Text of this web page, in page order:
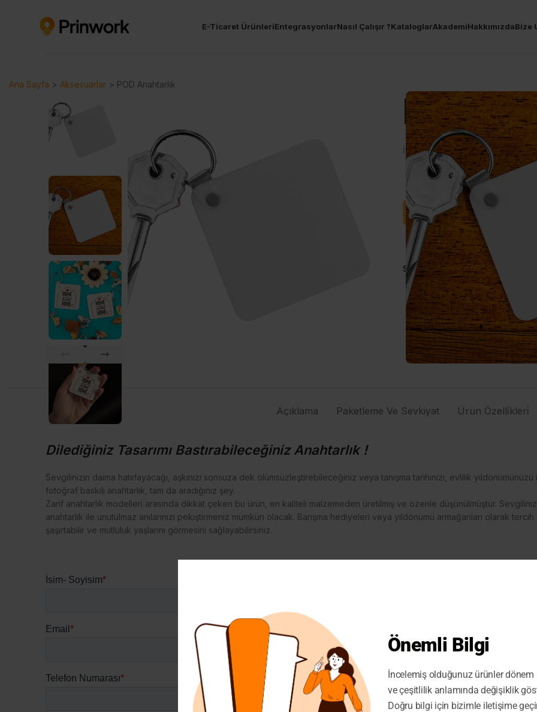
E-Ticaret ÜrünleriEntegrasyonlarNasıl Çalışır ?KataloglarAkademiHakkımızdaBize
Ana Sayfa > Aksesuarlar > POD Anahtarlık
POD
İstediğiniz tasarımı
Satışa Başla
Share:
Açıklama Paketleme Ve Sevkiyat Ürün Özelli̇kleri̇
Dilediğiniz Tasarımı Bastırabileceğiniz Anahtarlık !
Sevgilinizin daima hatırlayacağı, aşkınızı sonsuza dek ölümsüzleştirebileceğiniz veya tanışma tarihinizi, evlilik
fotoğraf baskılı anahtarlık, tam da aradığınız şey.
Zarif anahtarlık modelleri arasında dikkat çeken bu ürün, en kaliteli malzemeden üretilmiş ve özenle düşünülmüştür.
anahtarlık ile unutulmaz anılarınızı pekiştirmeniz mümkün olacak. Barışma hediyeleri veya yıldönümü armağanları olarak
şaşırtabilir ve mutluluk yaşlarını görmesini sağlayabilirsiniz.
Önemli Bilgi
İncelemiş olduğunuz ürünler dönem
ve çeşitlilik anlamında değişiklik
Doğru bilgi için bizimle iletişime